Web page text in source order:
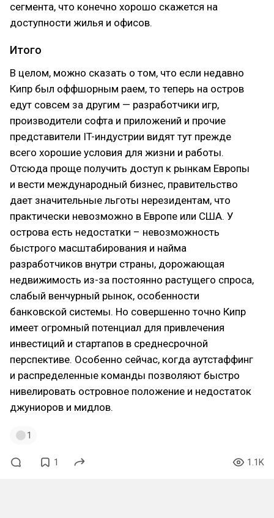
сегмента, что конечно хорошо скажется на
доступности жилья и офисов.
Итого
В целом, можно сказать о том, что если недавно
Кипр был оффшорным раем, то теперь на остров
едут совсем за другим — разработчики игр,
производители софта и приложений и прочие
представители IT-индустрии видят тут прежде
всего хорошие условия для жизни и работы.
Отсюда проще получить доступ к рынкам Европы
и вести международный бизнес, правительство
дает значительные льготы нерезидентам, что
практически невозможно в Европе или США. У
острова есть недостатки – невозможность
быстрого масштабирования и найма
разработчиков внутри страны, дорожающая
недвижимость из-за постоянно растущего спроса,
слабый венчурный рынок, особенности
банковской системы. Но совершенно точно Кипр
имеет огромный потенциал для привлечения
инвестиций и стартапов в среднесрочной
перспективе. Особенно сейчас, когда аутстаффинг
и распределенные команды позволяют быстро
нивелировать островное положение и недостаток
джуниоров и мидлов.
1
1 1.1K